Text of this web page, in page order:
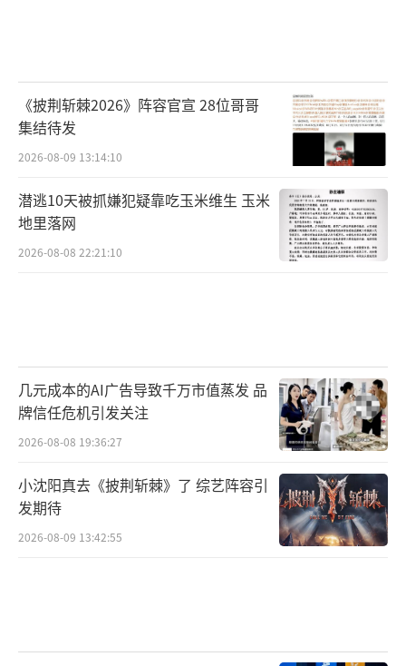
《披荆斩棘2026》阵容官宣 28位哥哥
集结待发
2026-08-09 13:14:10
潜逃10天被抓嫌犯疑靠吃玉米维生 玉米
地里落网
2026-08-08 22:21:10
几元成本的AI广告导致千万市值蒸发 品
牌信任危机引发关注
2026-08-08 19:36:27
小沈阳真去《披荆斩棘》了 综艺阵容引
发期待
2026-08-09 13:42:55